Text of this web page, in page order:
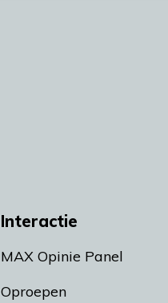
Interactie
MAX Opinie Panel
Oproepen